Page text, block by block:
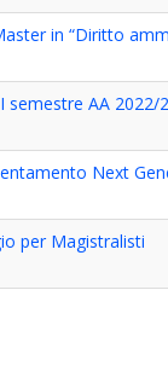
in “Diritto
semestre AA 2022/
Next
per Magistralisti